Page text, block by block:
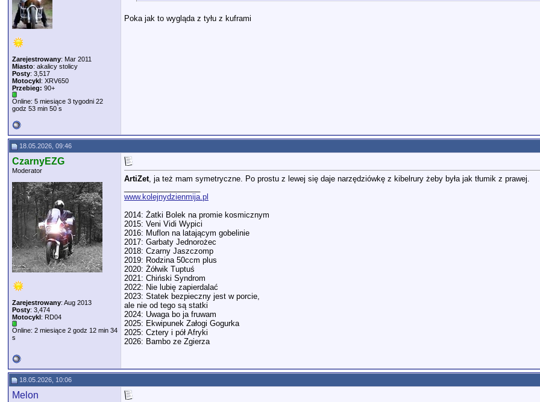
Zarejestrowany: Mar 2011
Miasto: akalicy stolicy
Posty: 3,517
Motocykl: XRV650
Przebieg: 90+
Online: 5 miesiące 3 tygodni 22
godz 53 min 50 s
Poka jak to wygląda z tyłu z kuframi
18.05.2026, 09:46
CzarnyEZG
Moderator
Zarejestrowany: Aug 2013
Posty: 3,474
Motocykl: RD04
Online: 2 miesiące 2 godz 12 min 34
s
ArtiZet, ja też mam symetryczne. Po prostu z lewej się daje narzędziówkę z kibelrury żeby była jak tłumik z prawej.
www.kolejnydzienmija.pl
2014: Żatki Bolek na promie kosmicznym
2015: Veni Vidi Wypici
2016: Muflon na latającym gobelinie
2017: Garbaty Jednorożec
2018: Czarny Jaszczomp
2019: Rodzina 50ccm plus
2020: Żółwik Tuptuś
2021: Chiński Syndrom
2022: Nie lubię zapierdalać
2023: Statek bezpieczny jest w porcie,
ale nie od tego są statki
2024: Uwaga bo ja fruwam
2025: Ekwipunek Załogi Gogurka
2025: Cztery i pół Afryki
2026: Bambo ze Zgierza
18.05.2026, 10:06
Melon